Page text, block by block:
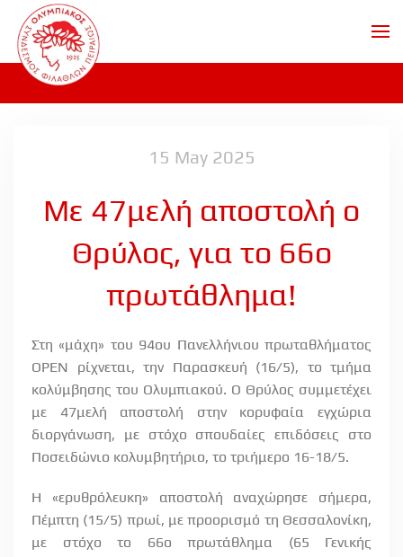
Skip to main content
15 May 2025
Με 47μελή αποστολή ο
Θρύλος, για το 66ο
πρωτάθλημα!
Στη «μάχη» του 94ου Πανελλήνιου πρωταθλήματος
OPEN ρίχνεται, την Παρασκευή (16/5), το τμήμα
κολύμβησης του Ολυμπιακού. Ο Θρύλος συμμετέχει
με 47μελή αποστολή στην κορυφαία εγχώρια
διοργάνωση, με στόχο σπουδαίες επιδόσεις στο
Ποσειδώνιο κολυμβητήριο, το τριήμερο 16-18/5.
Η «ερυθρόλευκη» αποστολή αναχώρησε σήμερα,
Πέμπτη (15/5) πρωί, με προορισμό τη Θεσσαλονίκη,
με στόχο το 66ο πρωτάθλημα (65 Γενικής